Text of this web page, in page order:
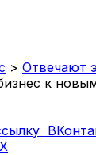
> Отвечают
к